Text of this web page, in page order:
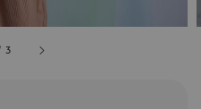
3